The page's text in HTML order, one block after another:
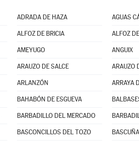
ADRADA DE HAZA AGUAS
ALFOZ DE BRICIA ALFOZ
AMEYUGO ANGUIX
ARAUZO DE SALCE ARAUZO
ARLANZÓN ARRAYA
BAHABÓN DE ESGUEVA
BARBADILLO DEL MERCADO
BASCONCILLOS DEL TOZO